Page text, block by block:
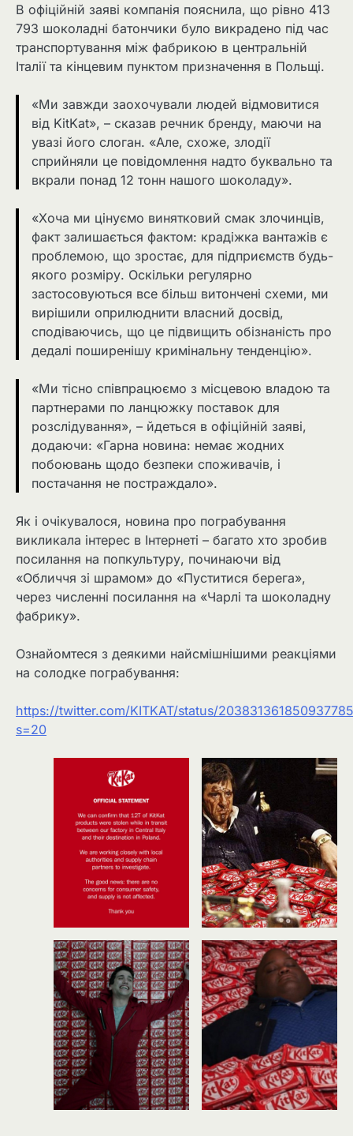
В офіційній заяві компанія пояснила, що рівно 413
793 шоколадні батончики було викрадено під час
транспортування між фабрикою в центральній
Італії та кінцевим пунктом призначення в Польщі.
«Ми завжди заохочували людей відмовитися
від KitKat», – сказав речник бренду, маючи на
увазі його слоган. «Але, схоже, злодії
сприйняли це повідомлення надто буквально та
вкрали понад 12 тонн нашого шоколаду».
«Хоча ми цінуємо винятковий смак злочинців,
факт залишається фактом: крадіжка вантажів є
проблемою, що зростає, для підприємств будь-
якого розміру. Оскільки регулярно
застосовуються все більш витончені схеми, ми
вирішили оприлюднити власний досвід,
сподіваючись, що це підвищить обізнаність про
дедалі поширенішу кримінальну тенденцію».
«Ми тісно співпрацюємо з місцевою владою та
партнерами по ланцюжку поставок для
розслідування», – йдеться в офіційній заяві,
додаючи: «Гарна новина: немає жодних
побоювань щодо безпеки споживачів, і
постачання не постраждало».
Як і очікувалося, новина про пограбування
викликала інтерес в Інтернеті – багато хто зробив
посилання на попкультуру, починаючи від
«Обличчя зі шрамом» до «Пуститися берега»,
через численні посилання на «Чарлі та шоколадну
фабрику».
Ознайомтеся з деякими найсмішнішими реакціями
на солодке пограбування:
https://twitter.com/KITKAT/status/
s=20